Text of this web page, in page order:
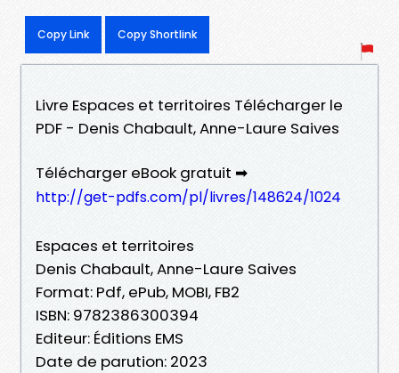
Copy Link Copy Shortlink
Livre Espaces et territoires Télécharger le
PDF - Denis Chabault, Anne-Laure Saives
Télécharger eBook gratuit ➡
http://get-pdfs.com/pl/livres/148624/1024
Espaces et territoires
Denis Chabault, Anne-Laure Saives
Format: Pdf, ePub, MOBI, FB2
ISBN: 9782386300394
Editeur: Éditions EMS
Date de parution: 2023